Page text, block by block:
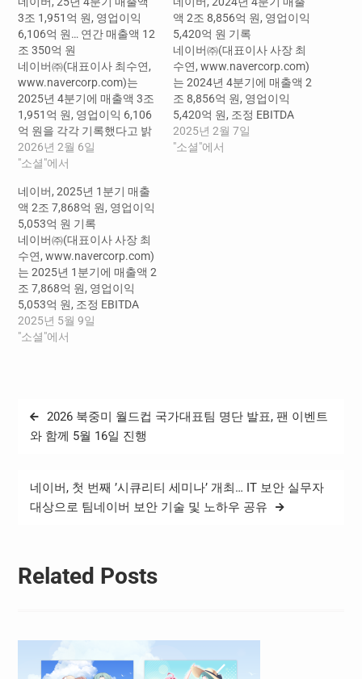
3조 1,951억 원, 영업이익
6,106억 원… 연간 매출액 12
조 350억 원
네이버㈜(대표이사 최수연,
www.navercorp.com)는
2025년 4분기에 매출액 3조
1,951억 원, 영업이익 6,106
억 원을 각각 기록했다고 밝
혔다. 2025년 연간 매출액은
전년 대비 12.1% 증가한 12
익은 전년 대비 11.6% 증가
한 2조 2,081억 원을 달성했
다. [2025년 4분기 매출원별
실적] 4분기 연결 매출액은
전체 플랫폼 광고, 커머스, 핀
테크 등 주요 사업부문의…
2026년 2월 6일
"소셜"에서
액 2조 8,856억 원, 영업이익
5,420억 원 기록
네이버㈜(대표이사 사장 최
수연, www.navercorp.com)
는 2024년 4분기에 매출액 2
조 8,856억 원, 영업이익
5,420억 원, 조정 EBITDA
7,459억 원을 각각 기록했다
고 밝혔다. ​ 4분기 연결 매출
2025년 2월 7일
"소셜"에서
네이버, 2025년 1분기 매출
액 2조 7,868억 원, 영업이익
5,053억 원 기록
네이버㈜(대표이사 사장 최
수연, www.navercorp.com)
는 2025년 1분기에 매출액 2
조 7,868억 원, 영업이익
5,053억 원, 조정 EBITDA
7,010억 원을 각각 기록했다
고 밝혔다. 1분기 연결 매출
원을 기록했다. 조정 EBITDA
는 전년 동기 대비 20.7% 증
2025년 5월 9일
"소셜"에서
글
탐
2026 북중미 월드컵 국가대표팀 명단 발표, 팬 이벤트
와 함께 5월 16일 진행
네이버, 첫 번째 ’시큐리티 세미나’ 개최… IT 보안 실무자
대상으로 팀네이버 보안 기술 및 노하우 공유
Related Posts